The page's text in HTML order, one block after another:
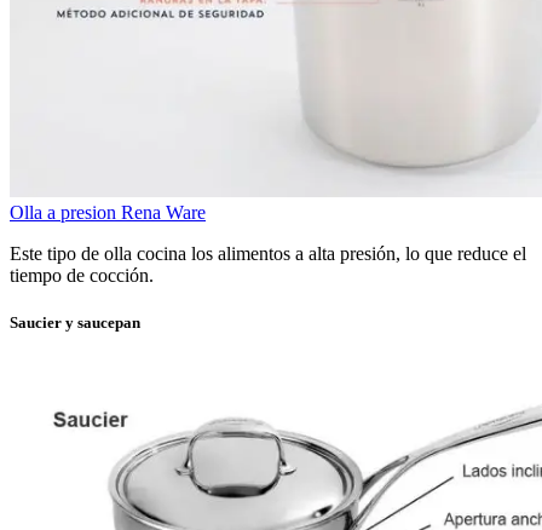
Olla a presion Rena Ware
Este tipo de olla cocina los alimentos a alta presión, lo que reduce el
tiempo de cocción.
Saucier y saucepan